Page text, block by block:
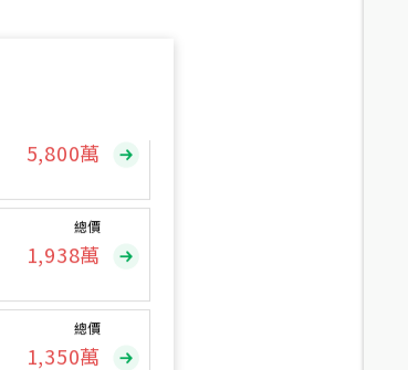
總價
1,938萬
總價
1,350萬